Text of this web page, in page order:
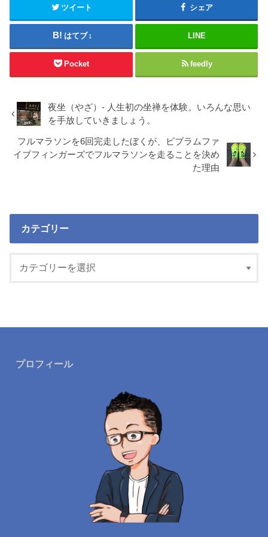
ツイート シェア
はてブ 1 LINE
Pocket feedly
夜坐（やざ）- 人生初の坐禅を体験。いろんな思い
を手放していきましょう。
フルマラソンを6回完走したぼくが、ビブラムファ
イブフィンガーズでフルマラソンを走ることを決め
た理由
カテゴリー
プロフィール